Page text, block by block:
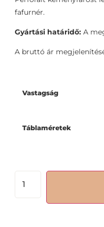
fafurnér.
Gyártási határidő:A
A bruttó ár
Vastagság
Táblaméretek